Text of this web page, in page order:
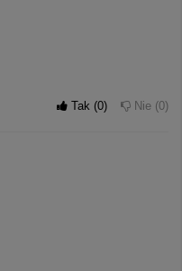
Tak 0 Nie 0